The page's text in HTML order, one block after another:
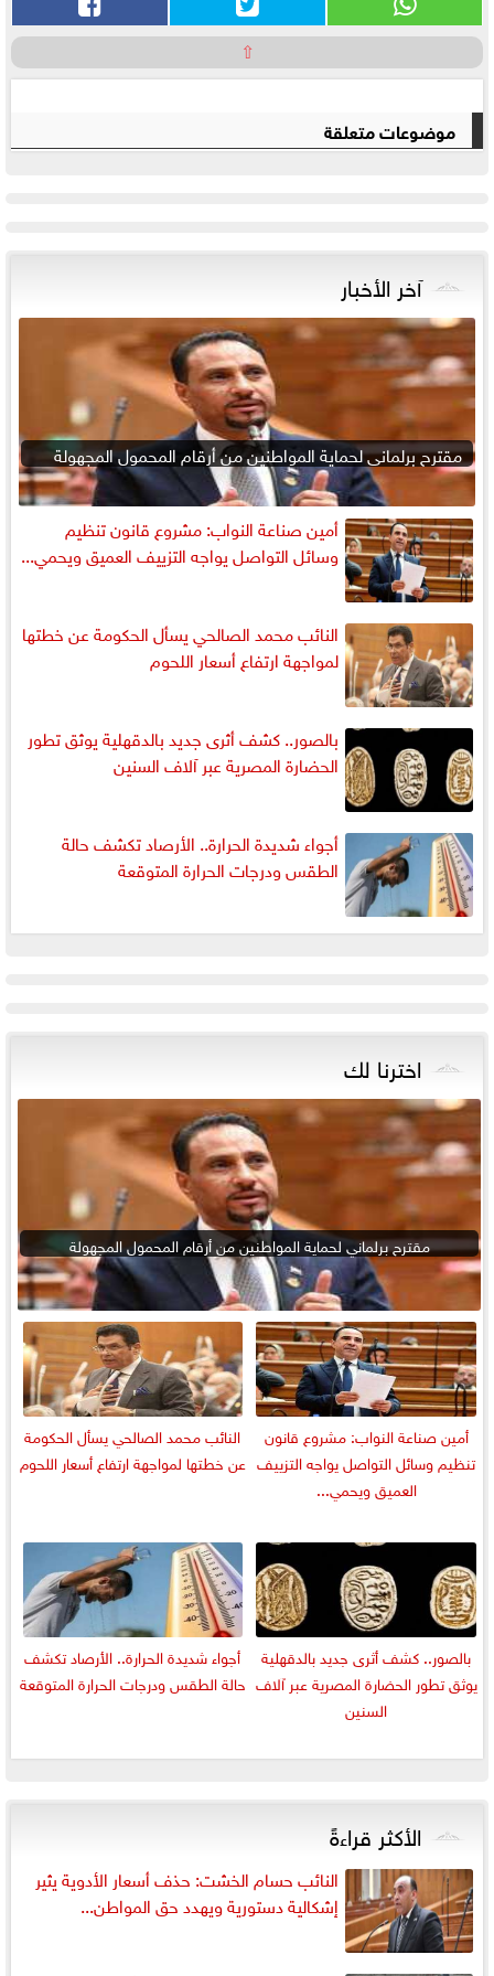
⇧
موضوعات متعلقة
آخر الأخبار
مقترح برلماني لحماية المواطنين من أرقام المحمول المجهولة
أمين صناعة النواب: مشروع قانون تنظيم
وسائل التواصل يواجه التزييف العميق ويحمي...
النائب محمد الصالحي يسأل الحكومة عن خطتها
لمواجهة ارتفاع أسعار اللحوم
بالصور.. كشف أثرى جديد بالدقهلية يوثق تطور
الحضارة المصرية عبر آلاف السنين
أجواء شديدة الحرارة.. الأرصاد تكشف حالة
الطقس ودرجات الحرارة المتوقعة
اخترنا لك
مقترح برلماني لحماية المواطنين من أرقام المحمول المجهولة
أمين صناعة النواب: مشروع قانون
تنظيم وسائل التواصل يواجه التزييف
العميق ويحمي...
النائب محمد الصالحي يسأل الحكومة
عن خطتها لمواجهة ارتفاع أسعار اللحوم
بالصور.. كشف أثرى جديد بالدقهلية
يوثق تطور الحضارة المصرية عبر آلاف
السنين
أجواء شديدة الحرارة.. الأرصاد تكشف
حالة الطقس ودرجات الحرارة المتوقعة
الأكثر قراءةً
النائب حسام الخشت: حذف أسعار الأدوية يثير
إشكالية دستورية ويهدد حق المواطن...